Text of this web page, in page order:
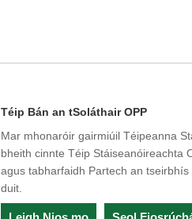
Téip Bán an tSoláthair OPP
Mar mhonaróir gairmiúil Téipeanna
bheith cinnte Téip Stáiseanóireachta
agus tabharfaidh Partech an
duit.